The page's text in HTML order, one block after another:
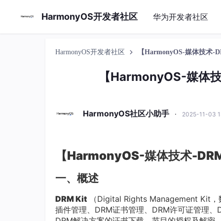
HarmonyOS开发者社区 华为开发者社区
HarmonyOS开发者社区 【HarmonyOS-媒体技术-
【HarmonyOS-媒体
HarmonyOS社区小助手 · 2025-11-03
【HarmonyOS-媒体技术-
一、概述
DRM Kit （Digital Rights Management Kit，
插件管理、DRM证书管理、DRM许可证管理